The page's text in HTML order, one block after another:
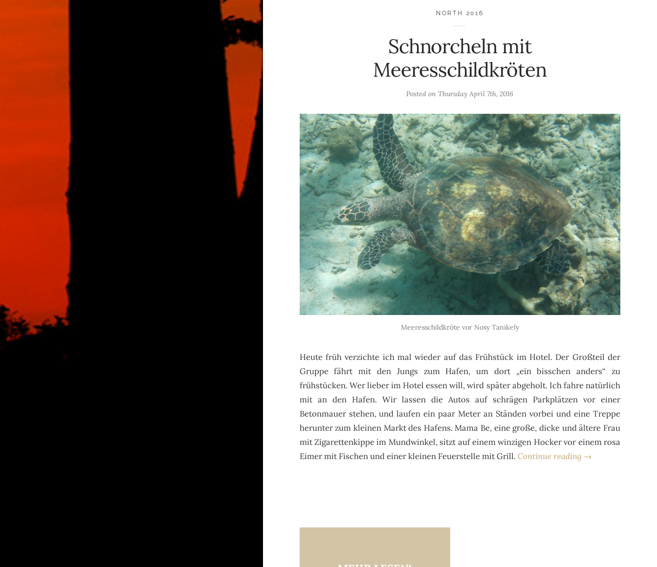
NORTH 2016
Schnorcheln mit
Meeresschildkröten
Posted onThursday April 7th, 2016
Meeresschildkröte vor Nosy Tanikely
Heute früh verzichte ich mal wieder auf das Frühstück im Hotel. Der Großteil der
Gruppe fährt mit den Jungs zum Hafen, um dort „ein bisschen anders“ zu
frühstücken. Wer lieber im Hotel essen will, wird später abgeholt. Ich fahre natürlich
mit an den Hafen. Wir lassen die Autos auf schrägen Parkplätzen vor einer
Betonmauer stehen, und laufen ein paar Meter an Ständen vorbei und eine Treppe
herunter zum kleinen Markt des Hafens. Mama Be, eine große, dicke und ältere Frau
mit Zigarettenkippe im Mundwinkel, sitzt auf einem winzigen Hocker vor einem rosa
Eimer mit Fischen und einer kleinen Feuerstelle mit Grill. Continue reading →